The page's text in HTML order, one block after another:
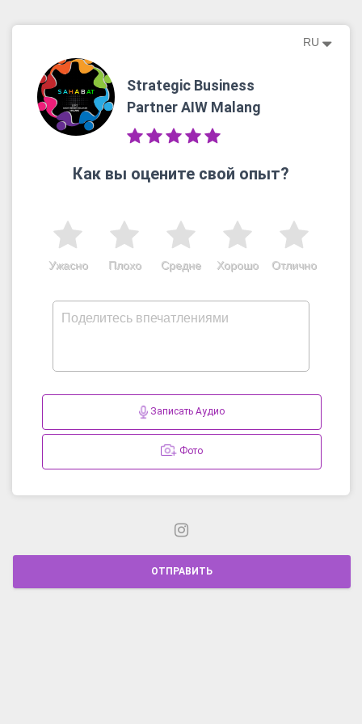
RU
Strategic Business
Partner AIW Malang
Как вы оцените свой опыт?
Отлично
Хорошо
Средне
Плохо
Ужасно
Записать Аудио
Фото
ОТПРАВИТЬ